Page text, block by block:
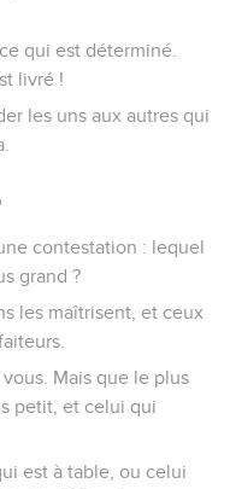
qui est déterminé.
livré !
les uns aux autres qui
contestation : lequel
grand ?
les maîtrisent, et ceux
Mais que le plus
petit, et celui qui
est à table, ou celui